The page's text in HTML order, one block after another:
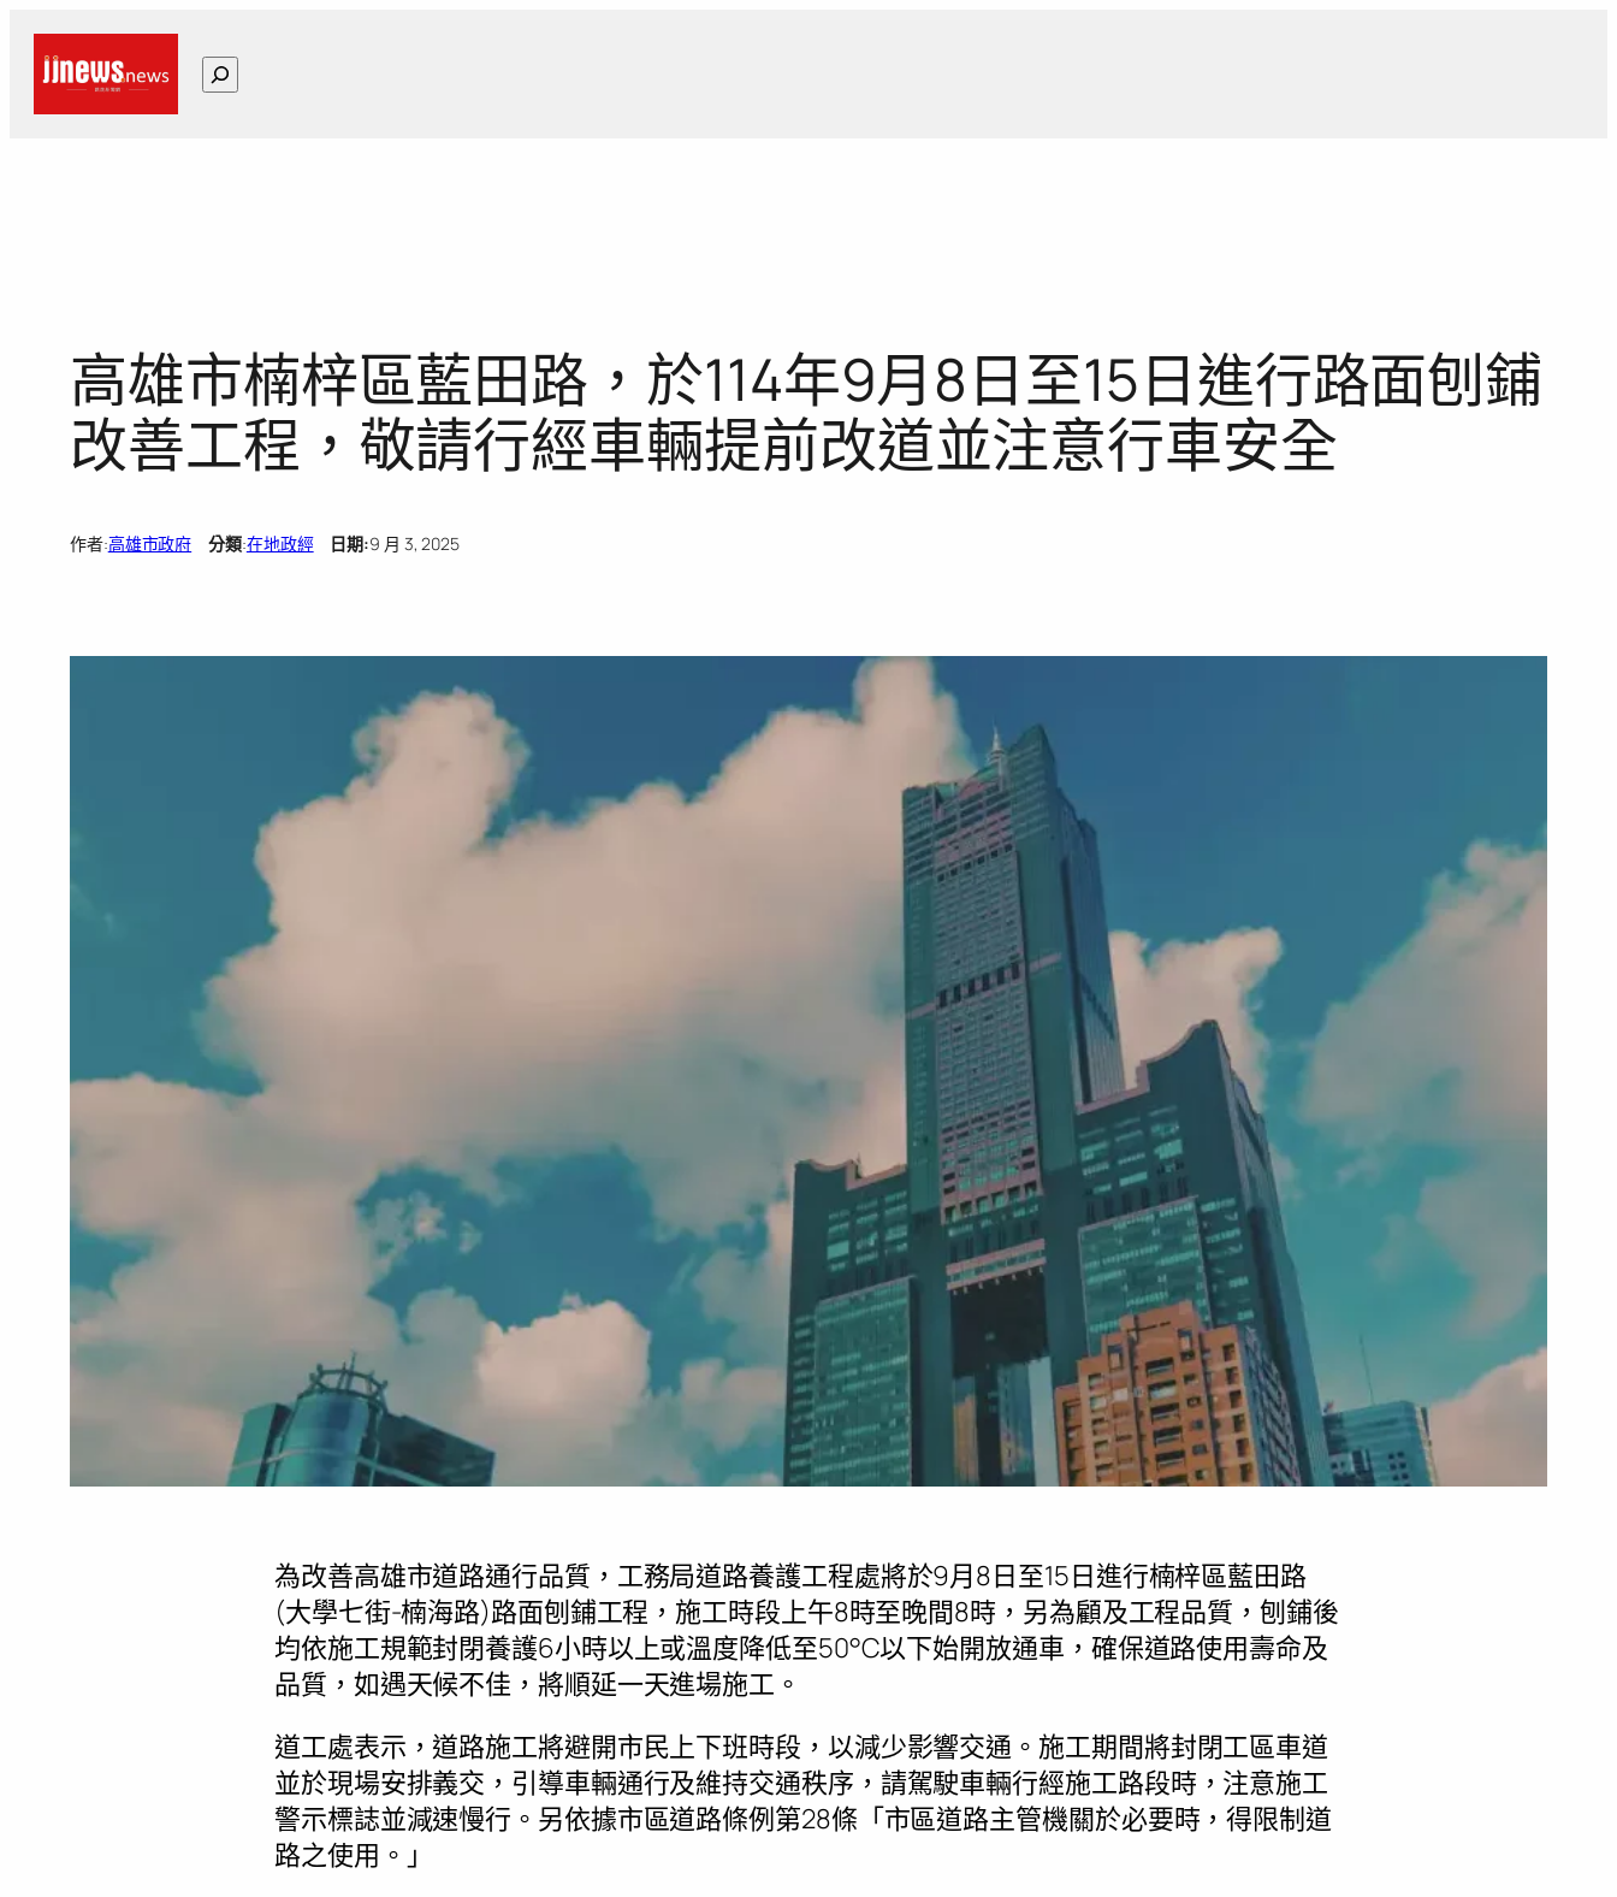
跳
搜
高雄市楠梓區藍田路，於114年9月8日至15日進行路面刨鋪
改善工程，敬請行經車輛提前改道並注意行車安全
作者:高雄市政府 分類:在地政經日期:9 月 3, 2025
為改善高雄市道路通行品質，工務局道路養護工程處將於9月8日至15日進行楠梓區藍田路
(大學七街-楠海路)路面刨鋪工程，施工時段上午8時至晚間8時，另為顧及工程品質，刨鋪後
均依施工規範封閉養護6小時以上或溫度降低至50°C以下始開放通車，確保道路使用壽命及
品質，如遇天候不佳，將順延一天進場施工。
道工處表示，道路施工將避開市民上下班時段，以減少影響交通。施工期間將封閉工區車道
並於現場安排義交，引導車輛通行及維持交通秩序，請駕駛車輛行經施工路段時，注意施工
警示標誌並減速慢行。另依據市區道路條例第28條「市區道路主管機關於必要時，得限制道
路之使用。」